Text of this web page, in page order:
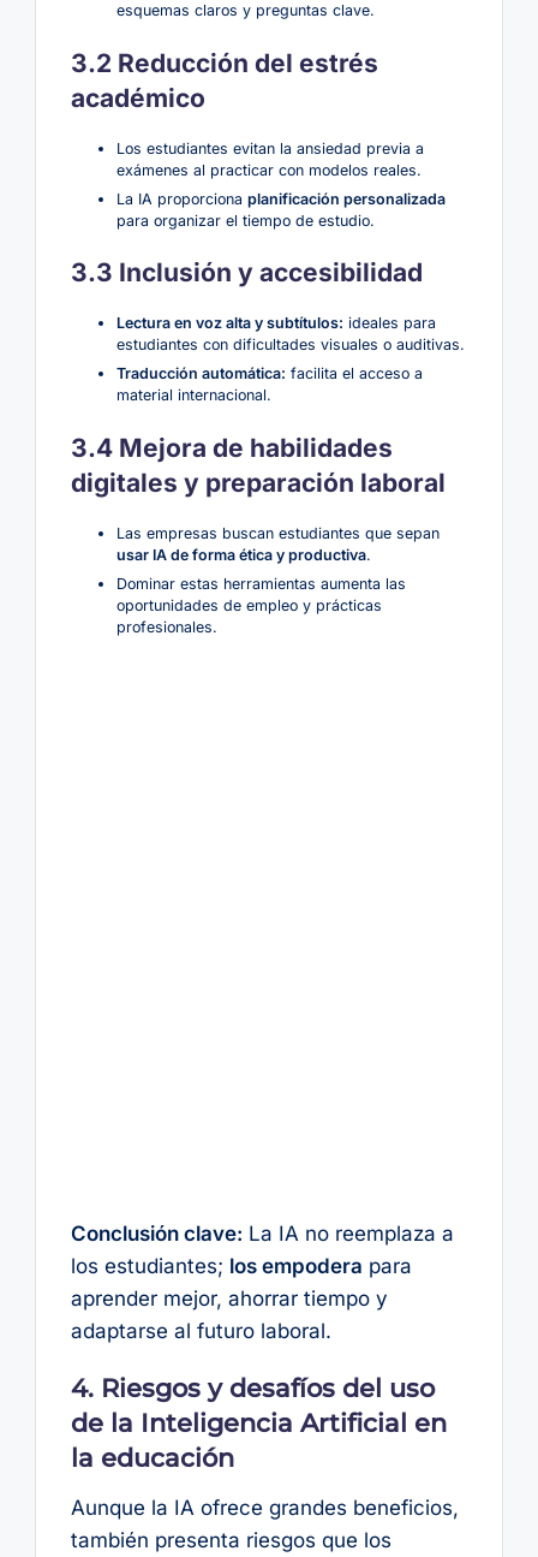
esquemas claros y preguntas clave.
3.2 Reducción del estrés
académico
Los estudiantes evitan la ansiedad previa a
exámenes al practicar con modelos reales.
La IA proporciona planificación personalizada
para organizar el tiempo de estudio.
3.3 Inclusión y accesibilidad
Lectura en voz alta y subtítulos: ideales para
estudiantes con dificultades visuales o auditivas.
Traducción automática: facilita el acceso a
material internacional.
3.4 Mejora de habilidades
digitales y preparación laboral
Las empresas buscan estudiantes que sepan
usar IA de forma ética y productiva.
Dominar estas herramientas aumenta las
oportunidades de empleo y prácticas
profesionales.
Conclusión clave: La IA no reemplaza a
los estudiantes; los empodera para
aprender mejor, ahorrar tiempo y
adaptarse al futuro laboral.
4. Riesgos y desafíos del uso
de la Inteligencia Artificial en
la educación
Aunque la IA ofrece grandes beneficios,
también presenta riesgos que los